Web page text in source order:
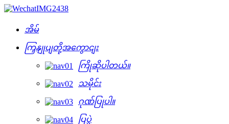
အိမ်
ကြှနျုပျတို့အကွောငျး
ကြိုဆိုပါတယ်။
သမိုင်း
ဂုဏ်ပြုပါ။
ပြပွဲ